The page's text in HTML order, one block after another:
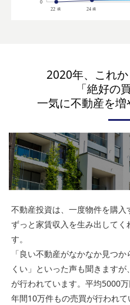
2020年、これ
「絶好の
一気に不動産を
不動産投資は、一度物件を購入
ずっと家賃収入を生み出して
す。
「良い不動産がなかなか見つ
くい」といった声も聞きます
が行われています。平均5000
年間10万件もの売買が行われ